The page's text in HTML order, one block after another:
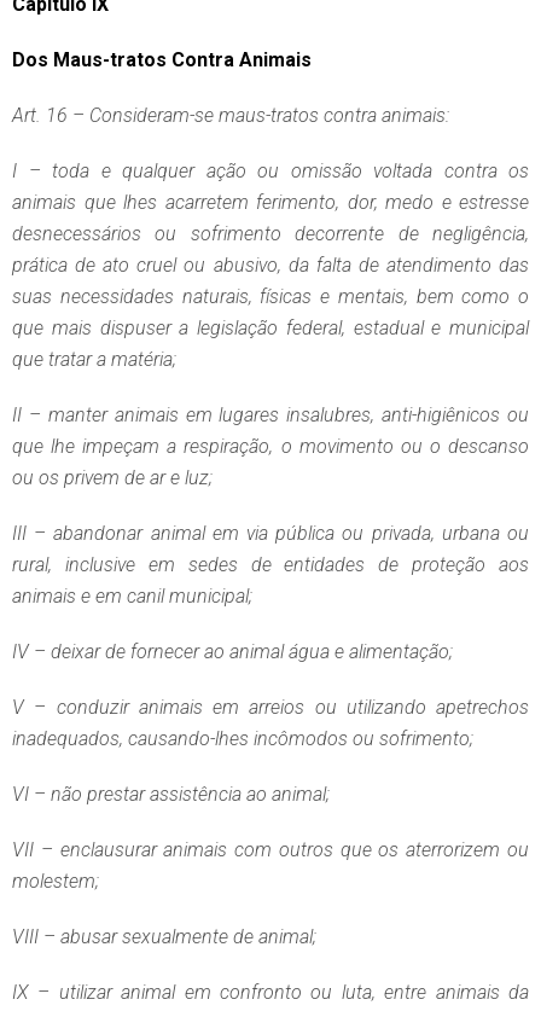
Dos Maus-tratos Contra Animais
Art. 16 – Consideram-se maus-tratos contra animais:
I – toda e qualquer ação ou omissão voltada contra os
animais que lhes acarretem ferimento, dor, medo e estresse
desnecessários ou sofrimento decorrente de negligência,
prática de ato cruel ou abusivo, da falta de atendimento das
suas necessidades naturais, físicas e mentais, bem como o
que mais dispuser a legislação federal, estadual e municipal
que tratar a matéria;
II – manter animais em lugares insalubres, anti-higiênicos ou
que lhe impeçam a respiração, o movimento ou o descanso
ou os privem de ar e luz;
III – abandonar animal em via pública ou privada, urbana ou
rural, inclusive em sedes de entidades de proteção aos
animais e em canil municipal;
IV – deixar de fornecer ao animal água e alimentação;
V – conduzir animais em arreios ou utilizando apetrechos
inadequados, causando-lhes incômodos ou sofrimento;
VI – não prestar assistência ao animal;
VII – enclausurar animais com outros que os aterrorizem ou
molestem;
VIII – abusar sexualmente de animal;
IX – utilizar animal em confronto ou luta, entre animais da